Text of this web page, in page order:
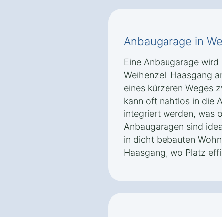
Anbaugarage in
Eine Anbaugarage
Weihenzell Haasgang
eines kürzeren Weges
kann oft nahtlos in die
integriert werden, was
Anbaugaragen sind
in dicht bebauten
Haasgang, wo Platz